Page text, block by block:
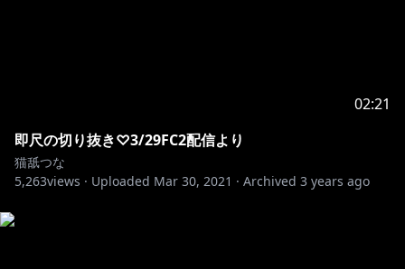
02:21
即尺の切り抜き♡3/29FC2配信より
猫舐つな
5,263views · Uploaded Mar 30, 2021 · Archived 3 years ago